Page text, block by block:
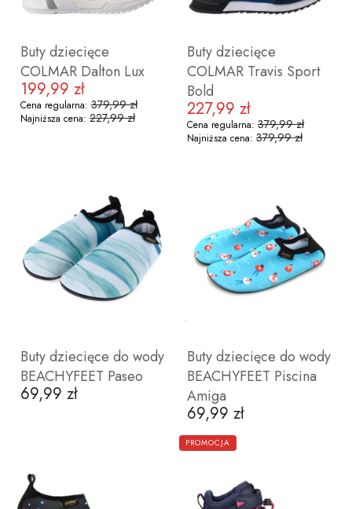
Buty dziecięce
COLMAR Dalton Lux
Cena promocyjna
199,99 zł
Cena regularna: 379,99 zł
Najniższa cena: 227,99 zł
31 32 33 34
Buty dziecięce
COLMAR Travis Sport
Bold
Cena promocyjna
227,99 zł
Cena regularna: 379,99 zł
Najniższa cena: 379,99 zł
ZOBACZ PRODUKT
30 31 32
Buty dziecięce do wody
BEACHYFEET Paseo
Cena
69,99 zł
Buty dziecięce do wody
BEACHYFEET Piscina
Amiga
Cena
69,99 zł
ZOBACZ PRODUKT
PROMOCJA